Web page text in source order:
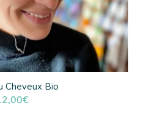
Cheveux Bio
€